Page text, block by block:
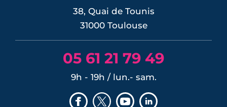
Programmes neufs Pechbusque (1)
Programmes neufs Pin-Balma (1)
Programmes neufs Roques (1)
Programmes neufs Saint-Loup-Cammas
38, Quai de Tounis
31000 Toulouse
05 61 21 79 49
9h - 19h / lun.- sam.